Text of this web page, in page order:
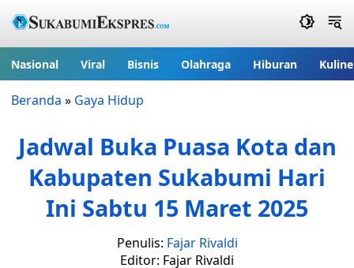
Nasional Viral Bisnis Olahraga Hiburan
Beranda » Gaya Hidup
Jadwal Buka Puasa Kota dan
Kabupaten Sukabumi Hari
Ini Sabtu 15 Maret 2025
Penulis: Fajar Rivaldi
Editor: Fajar Rivaldi